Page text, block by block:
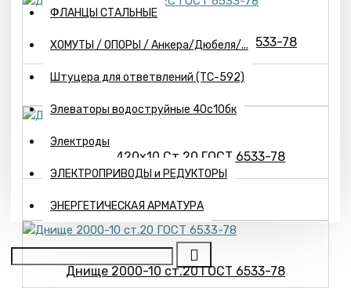
ФЛАНЦЫ СТАЛЬНЫЕ
ХОМУТЫ / ОПОРЫ / Анкера/Дюбеля/...
Штуцера для ответвлений (ТС-592)
Элеваторы водоструйные 40с10бк
Электроды
ЭЛЕКТРОПРИВОДЫ и РЕДУКТОРЫ
ЭНЕРГЕТИЧЕСКАЯ АРМАТУРА
Днище 1420х10 Ст.09Г2С ГОСТ 6533-78
110208р.
Днище 1420х10 Ст.20 ГОСТ 6533-78
Днище 2000-10 ст.20 ГОСТ 6533-78